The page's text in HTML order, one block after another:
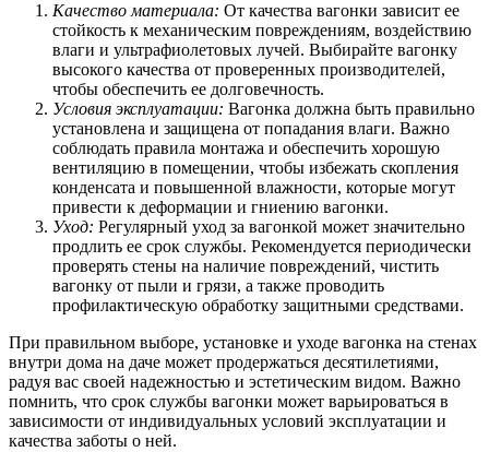
Качество материала: От качества вагонки зависит ее
стойкость к механическим повреждениям, воздействию
влаги и ультрафиолетовых лучей. Выбирайте вагонку
высокого качества от проверенных производителей,
чтобы обеспечить ее долговечность.
Условия эксплуатации: Вагонка должна быть правильно
установлена и защищена от попадания влаги. Важно
соблюдать правила монтажа и обеспечить хорошую
вентиляцию в помещении, чтобы избежать скопления
конденсата и повышенной влажности, которые могут
привести к деформации и гниению вагонки.
Уход: Регулярный уход за вагонкой может значительно
продлить ее срок службы. Рекомендуется периодически
проверять стены на наличие повреждений, чистить
вагонку от пыли и грязи, а также проводить
профилактическую обработку защитными средствами.
При правильном выборе, установке и уходе вагонка на стенах
внутри дома на даче может продержаться десятилетиями,
радуя вас своей надежностью и эстетическим видом. Важно
помнить, что срок службы вагонки может варьироваться в
зависимости от индивидуальных условий эксплуатации и
качества заботы о ней.